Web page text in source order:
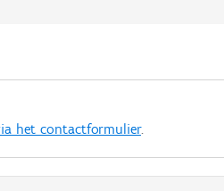
het contactformulier.